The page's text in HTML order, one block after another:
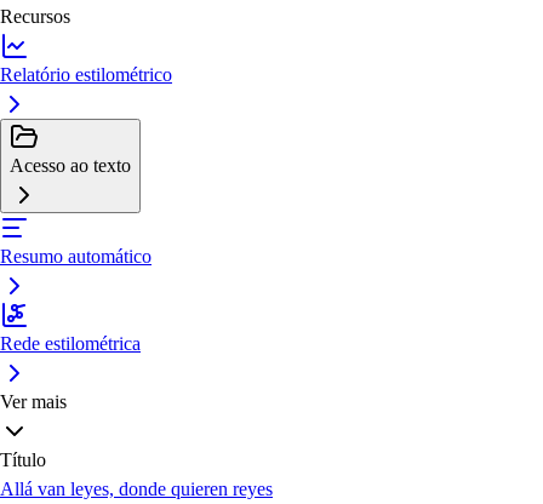
Recursos
Relatório estilométrico
Acesso ao texto
Resumo automático
Rede estilométrica
Ver mais
Título
Allá van leyes, donde quieren reyes